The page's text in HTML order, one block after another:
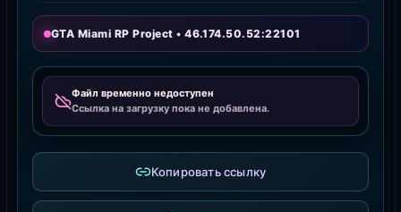
GTA Miami RP Project • 46.174.50.52:22101
Файл временно недоступен
Ссылка на загрузку пока не добавлена.
Копировать ссылку